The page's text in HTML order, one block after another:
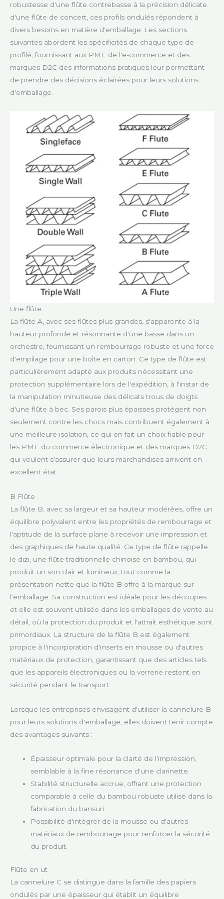
robustesse d'une flûte contrebasse à la précision délicate
d'une flûte de concert, ces profils ondulés répondent à
divers besoins en matière d'emballage. Les sections
suivantes abordent les spécificités de chaque type de
profilé, fournissant aux PME de l'e-commerce et des
marques D2C des informations pratiques leur permettant
de prendre des décisions éclairées pour leurs solutions
d'emballage.
Une flûte
La flûte A, avec ses flûtes plus grandes, s'apparente à la
hauteur profonde et résonnante d'une basse dans un
orchestre, fournissant un rembourrage robuste et une force
d'empilage pour une boîte en carton. Ce type de flûte est
particulièrement adapté aux produits nécessitant une
protection supplémentaire lors de l'expédition, à l'instar de
la manipulation minutieuse des délicats trous de doigts
d'une flûte à bec. Ses parois plus épaisses protègent non
seulement contre les chocs mais contribuent également à
une meilleure isolation, ce qui en fait un choix fiable pour
les PME du commerce électronique et des marques D2C
qui veulent s'assurer que leurs marchandises arrivent en
excellent état.
B Flûte
La flûte B, avec sa largeur et sa hauteur modérées, offre un
équilibre polyvalent entre les propriétés de rembourrage et
l'aptitude de la surface plane à recevoir une impression et
des graphiques de haute qualité. Ce type de flûte rappelle
le dizi, une flûte traditionnelle chinoise en bambou, qui
produit un son clair et lumineux, tout comme la
présentation nette que la flûte B offre à la marque sur
l'emballage. Sa construction est idéale pour les découpes
et elle est souvent utilisée dans les emballages de vente au
détail, où la protection du produit et l'attrait esthétique sont
primordiaux. La structure de la flûte B est également
propice à l'incorporation d'inserts en mousse ou d'autres
matériaux de protection, garantissant que des articles tels
que les appareils électroniques ou la verrerie restent en
sécurité pendant le transport.
Lorsque les entreprises envisagent d'utiliser la cannelure B
pour leurs solutions d'emballage, elles doivent tenir compte
des avantages suivants :
Épaisseur optimale pour la clarté de l'impression,
semblable à la fine résonance d'une clarinette.
Stabilité structurelle accrue, offrant une protection
comparable à celle du bambou robuste utilisé dans la
fabrication du bansuri.
Possibilité d'intégrer de la mousse ou d'autres
matériaux de rembourrage pour renforcer la sécurité
du produit.
Flûte en ut
La cannelure C se distingue dans la famille des papiers
ondulés par une épaisseur qui établit un équilibre